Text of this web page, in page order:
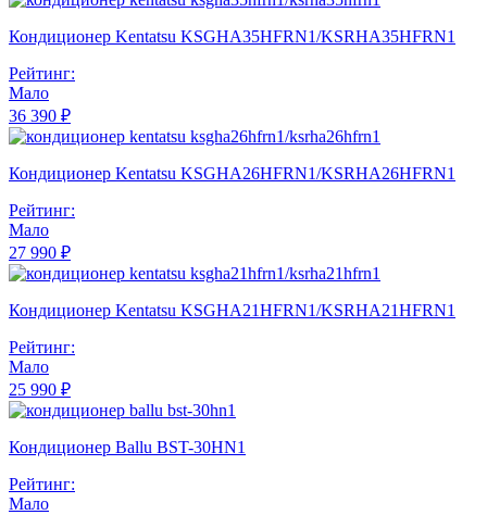
Кондиционер Kentatsu KSGHA35HFRN1/KSRHA35HFRN1
Рейтинг:
Мало
36 390 ₽
Кондиционер Kentatsu KSGHA26HFRN1/KSRHA26HFRN1
Рейтинг:
Мало
27 990 ₽
Кондиционер Kentatsu KSGHA21HFRN1/KSRHA21HFRN1
Рейтинг:
Мало
25 990 ₽
Кондиционер Ballu BST-30HN1
Рейтинг:
Мало